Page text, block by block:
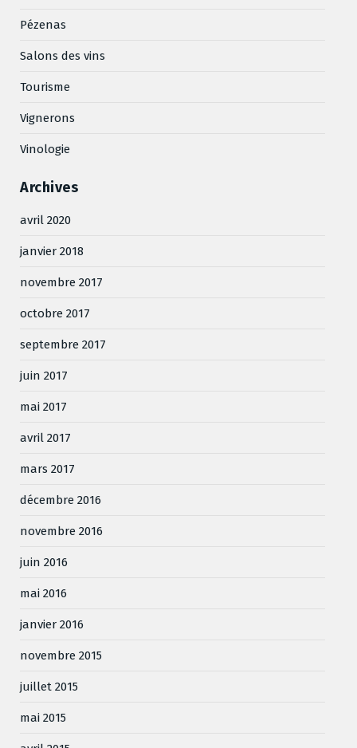
Pézenas
Salons des vins
Tourisme
Vignerons
Vinologie
Archives
avril 2020
janvier 2018
novembre 2017
octobre 2017
septembre 2017
juin 2017
mai 2017
avril 2017
mars 2017
décembre 2016
novembre 2016
juin 2016
mai 2016
janvier 2016
novembre 2015
juillet 2015
mai 2015